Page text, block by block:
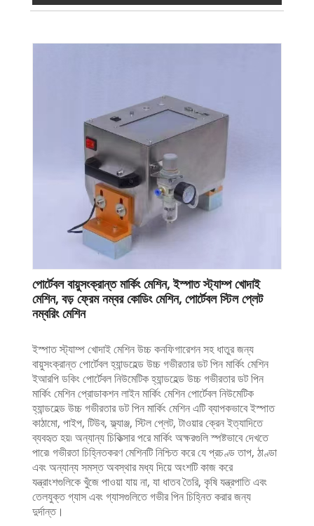
পোর্টেবল বায়ুসংক্রান্ত মার্কিং মেশিন, ইস্পাত স্ট্যাম্প খোদাই
মেশিন, বড় ফ্রেম নম্বর কোডিং মেশিন, পোর্টেবল স্টিল প্লেট
নম্বরিং মেশিন
ইস্পাত স্ট্যাম্প খোদাই মেশিন উচ্চ কনফিগারেশন সহ ধাতুর জন্য
বায়ুসংক্রান্ত পোর্টেবল হ্যান্ডহেল্ড উচ্চ গভীরতার ডট পিন মার্কিং মেশিন
ইআরপি ডকিং পোর্টেবল নিউমেটিক হ্যান্ডহেল্ড উচ্চ গভীরতার ডট পিন
মার্কিং মেশিন প্রোডাকশন লাইন মার্কিং মেশিন পোর্টেবল নিউমেটিক
হ্যান্ডহেল্ড উচ্চ গভীরতার ডট পিন মার্কিং মেশিন এটি ব্যাপকভাবে ইস্পাত
কাঠামো, পাইপ, টিউব, ফ্ল্যাঞ্জ, স্টিল প্লেট, টাওয়ার ক্রেন ইত্যাদিতে
ব্যবহৃত হয়৷ অন্যান্য চিকিত্সার পরে মার্কিং অক্ষরগুলি স্পষ্টভাবে দেখতে
পারে৷ গভীরতা চিহ্নিতকরণ মেশিনটি নিশ্চিত করে যে প্রচণ্ড তাপ, ঠাণ্ডা
এবং অন্যান্য সমস্ত অবস্থার মধ্য দিয়ে অংশটি কাজ করে
যন্ত্রাংশগুলিকে খুঁজে পাওয়া যায় না, যা ধাতব তৈরি, কৃষি যন্ত্রপাতি এবং
তেলযুক্ত গ্যাস এবং গ্যাসগুলিতে গভীর পিন চিহ্নিত করার জন্য
দুর্দান্ত।